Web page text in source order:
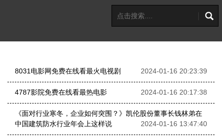
8031电影网免费在线看最火电视剧 2024-01-16 20:23:39
4787影院免费在线看最热电影 2024-01-16 20:17:38
《面对行业寒冬，企业如何突围？》凯伦股份董事长钱林弟在
中国建筑防水行业年会上这样说
2024-01-16 13:47:40